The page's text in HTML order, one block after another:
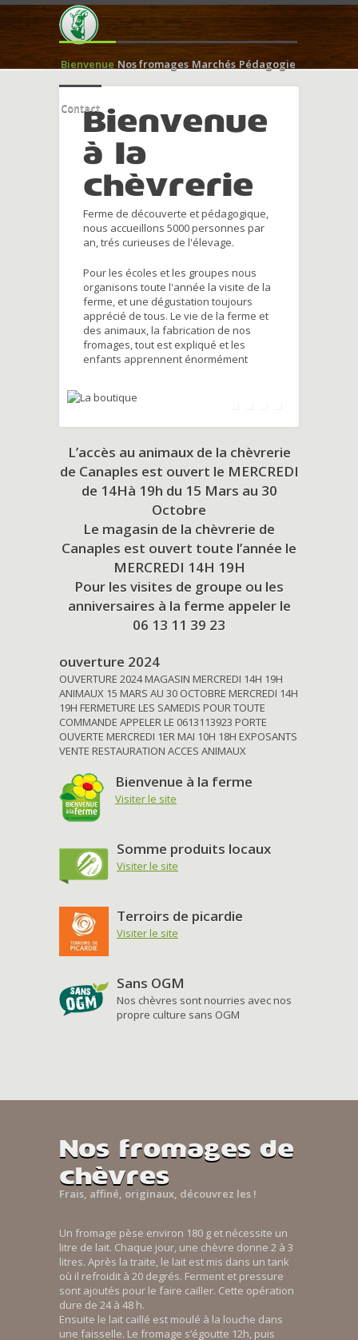
Bienvenue Nos fromages Marchés Pédagogie
ContactBienvenue
à la
chèvrerie
Ferme de découverte et pédagogique,
nous accueillons 5000 personnes par
an, trés curieuses de l'élevage.
Pour les écoles et les groupes nous
organisons toute l'année la visite de la
ferme, et une dégustation toujours
apprécié de tous. Le vie de la ferme et
des animaux, la fabrication de nos
fromages, tout est expliqué et les
enfants apprennent énormément
L’accès au animaux de la chèvrerie
de Canaples est ouvert le MERCREDI
de 14Hà 19h du 15 Mars au 30
Octobre
Le magasin de la chèvrerie de
Canaples est ouvert toute l’année le
MERCREDI 14H 19H
Pour les visites de groupe ou les
anniversaires à la ferme appeler le
06 13 11 39 23
ouverture 2024
OUVERTURE 2024 MAGASIN MERCREDI 14H 19H
ANIMAUX 15 MARS AU 30 OCTOBRE MERCREDI 14H
19H FERMETURE LES SAMEDIS POUR TOUTE
COMMANDE APPELER LE 0613113923 PORTE
OUVERTE MERCREDI 1ER MAI 10H 18H EXPOSANTS
VENTE RESTAURATION ACCES ANIMAUX
Bienvenue à la ferme
Visiter le site
Somme produits locaux
Visiter le site
Terroirs de picardie
Visiter le site
Sans OGM
Nos chèvres sont nourries avec nos
propre culture sans OGM
Nos fromages de
chèvres
Frais, affiné, originaux, découvrez les !
Un fromage pèse environ 180 g et nécessite un
litre de lait. Chaque jour, une chèvre donne 2 à 3
litres. Après la traite, le lait est mis dans un tank
où il refroidit à 20 degrés. Ferment et pressure
sont ajoutés pour le faire cailler. Cette opération
dure de 24 à 48 h.
Ensuite le lait caillé est moulé à la louche dans
une faisselle. Le fromage s’égoutte 12h, puis